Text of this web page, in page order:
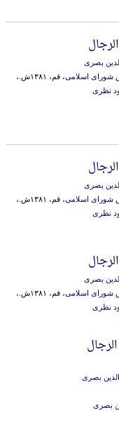
بصری
شورای اسلامی
، قم، ۱۳۸۱ش.،
نظری
بصری
شورای اسلامی
، قم، ۱۳۸۱ش.،
نظری
بصری
شورای اسلامی
، قم، ۱۳۸۱ش.،
نظری
بصری
بصری